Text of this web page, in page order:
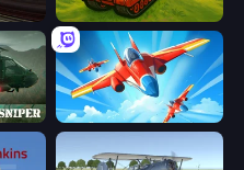
Tanks 3D
Pilot Royale: Battlegrounds